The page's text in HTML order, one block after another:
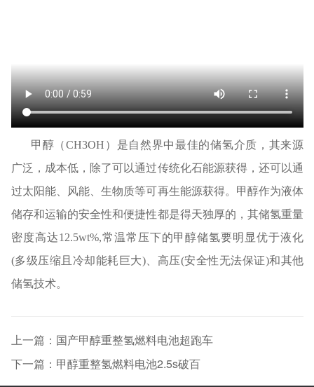
甲醇（CH3OH）是自然界中最佳的储氢介质，其来源
广泛，成本低，除了可以通过传统化石能源获得，还可以通
过太阳能、风能、生物质等可再生能源获得。甲醇作为液体
储存和运输的安全性和便捷性都是得天独厚的，其储氢重量
密度高达12.5wt%,常温常压下的甲醇储氢要明显优于液化
(多级压缩且冷却能耗巨大)、高压(安全性无法保证)和其他
储氢技术。
上一篇：国产甲醇重整氢燃料电池超跑车
下一篇：甲醇重整氢燃料电池2.5s破百